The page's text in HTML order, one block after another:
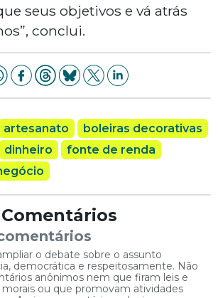
seus objetivos e vá atrás
conclui.
artesanato
boleiras decorativas
dinheiro
fonte de renda
Comentários
o debate sobre o assunto
democrática e respeitosamente. Não
anônimos nem que firam leis e
ou que promovam atividades